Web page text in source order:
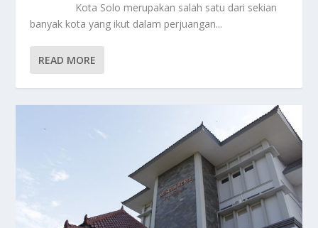
Kota Solo merupakan salah satu dari sekian
banyak kota yang ikut dalam perjuangan...
READ MORE